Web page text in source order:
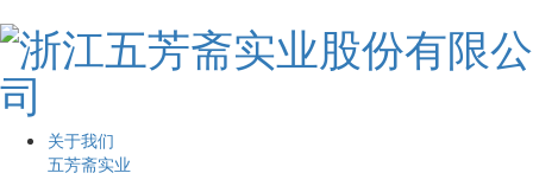
关于我们
五芳斋实业